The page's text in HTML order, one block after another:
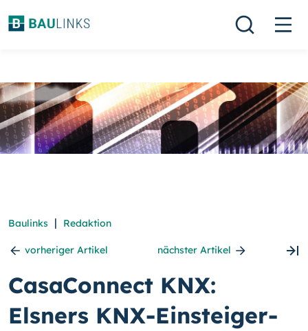
Baulinks | Redaktion
vorheriger Artikel nächster Artikel
CasaConnect KNX:
Elsners KNX-Einsteiger-